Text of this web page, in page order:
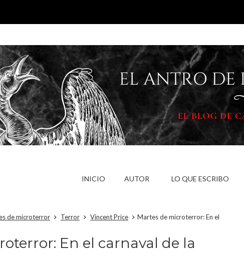
INICIO AUTOR LO QUE ESCRIBO
de microterror Terror Vincent Price
Martes de microterror: En el
En el carnaval de la